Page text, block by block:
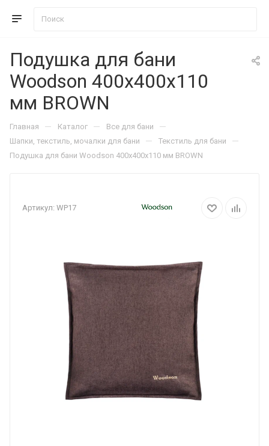
Подушка для бани
Woodson 400x400х110
мм BROWN
Главная — Каталог — Все для бани —
Шапки, текстиль, мочалки для бани — Текстиль для бани —
Подушка для бани Woodson 400x400х110 мм BROWN
Артикул: WP17